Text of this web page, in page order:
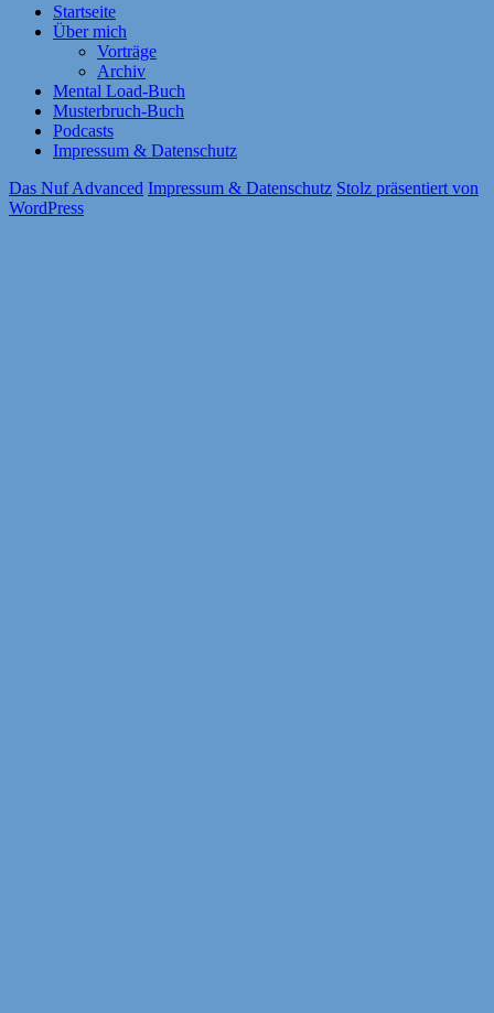
Startseite
Über mich
Vorträge
Archiv
Mental Load-Buch
Musterbruch-Buch
Podcasts
Impressum & Datenschutz
Das Nuf Advanced Impressum & Datenschutz Stolz präsentiert von
WordPress